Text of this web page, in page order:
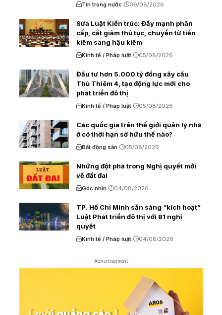
Tin trong nước 06/08/2026
Sửa Luật Kiến trúc: Đẩy mạnh phân
cấp, cắt giảm thủ tục, chuyển từ tiền
kiểm sang hậu kiểm
Kinh tế / Pháp luật 05/08/2026
Đầu tư hơn 5.000 tỷ đồng xây cầu
Thủ Thiêm 4, tạo động lực mới cho
phát triển đô thị
Kinh tế / Pháp luật 05/08/2026
Các quốc gia trên thế giới quản lý nhà
ở có thời hạn sở hữu thế nào?
Bất động sản 05/08/2026
Những đột phá trong Nghị quyết mới
về đất đai
Góc nhìn 04/08/2026
TP. Hồ Chí Minh sẵn sàng “kích hoạt”
Luật Phát triển đô thị với 81 nghị
quyết
Kinh tế / Pháp luật 04/08/2026
- Advertisement -